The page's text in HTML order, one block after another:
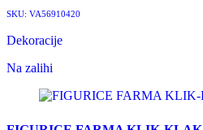
SKU: VA56910420
Dekoracije
Na zalihi